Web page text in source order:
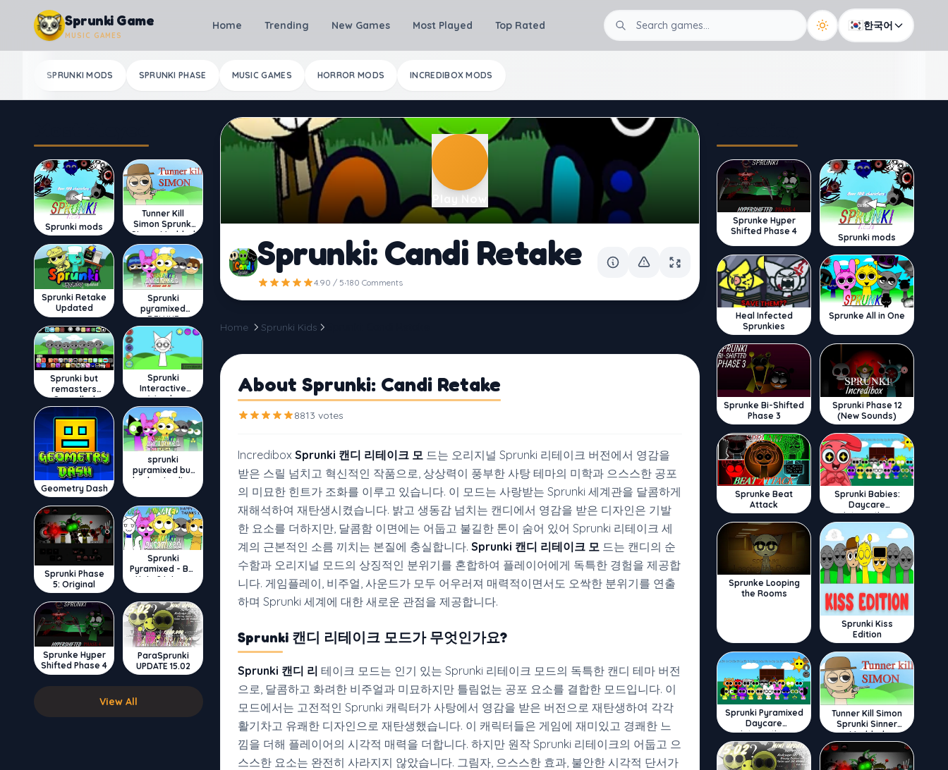
Skip to content
Sprunki Game
MUSIC GAMES
Home Trending New Games Most Played Top Rated 🇰🇷한국어
SPRUNKI MODS SPRUNKI PHASE MUSIC GAMES HORROR MODS INCREDIBOX MODS
Sprunki mods
Tunner Kill
Simon Sprunki
Sinner Modded
Sprunki Retake
Updated
Sprunki
pyramixed
DELUXE
Sprunki but
remasters
Cancelled
Sprunki
Interactive
Wenda
Geometry Dash
sprunki
pyramixed but
broker is alive
Sprunki Phase
5: Original
Sprunki
Pyramixed - But
Upin & Ipin oc
Sprunke Hyper
Shifted Phase 4
ParaSprunki
UPDATE 15.02
View All
Play Now
Sprunki: Candi Retake
4.90 / 5·180 Comments
Home Sprunki Kids
About Sprunki: Candi Retake
8813 votes
Incredibox Sprunki 캔디 리테이크 모 드는 오리지널 Sprunki 리테이크 버전에서 영감을
받은 스릴 넘치고 혁신적인 작품으로, 상상력이 풍부한 사탕 테마의 미학과 으스스한 공포
의 미묘한 힌트가 조화를 이루고 있습니다. 이 모드는 사랑받는 Sprunki 세계관을 달콤하게
재해석하여 재탄생시켰습니다. 밝고 생동감 넘치는 캔디에서 영감을 받은 디자인은 기발
한 요소를 더하지만, 달콤함 이면에는 어둡고 불길한 톤이 숨어 있어 Sprunki 리테이크 세
계의 근본적인 소름 끼치는 본질에 충실합니다. Sprunki 캔디 리테이크 모 드는 캔디의 순
수함과 오리지널 모드의 상징적인 분위기를 혼합하여 플레이어에게 독특한 경험을 제공합
니다. 게임플레이, 비주얼, 사운드가 모두 어우러져 매력적이면서도 오싹한 분위기를 연출
하며 Sprunki 세계에 대한 새로운 관점을 제공합니다.
Sprunki 캔디 리테이크 모드가 무엇인가요?
Sprunki 캔디 리 테이크 모드는 인기 있는 Sprunki 리테이크 모드의 독특한 캔디 테마 버전
으로, 달콤하고 화려한 비주얼과 미묘하지만 틀림없는 공포 요소를 결합한 모드입니다. 이
모드에서는 고전적인 Sprunki 캐릭터가 사탕에서 영감을 받은 버전으로 재탄생하여 각각
활기차고 유쾌한 디자인으로 재탄생했습니다. 이 캐릭터들은 게임에 재미있고 경쾌한 느
낌을 더해 플레이어의 시각적 매력을 더합니다. 하지만 원작 Sprunki 리테이크의 어둡고 으
스스한 요소는 완전히 사라지지 않았습니다. 그림자, 으스스한 효과, 불안한 시각적 단서가
Sprunke Hyper
Shifted Phase 4
Sprunki mods
Heal Infected
Sprunkies
Sprunke All in One
Sprunke Bi-Shifted
Phase 3
Sprunki Phase 12
(New Sounds)
Sprunke Beat
Attack
Sprunki Babies:
Daycare
Interactive
Sprunke Looping
the Rooms
Sprunki Kiss
Edition
Sprunki Pyramixed
Daycare
Interactive
Tunner Kill Simon
Sprunki Sinner
Modded